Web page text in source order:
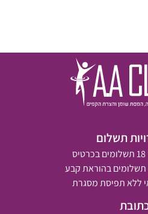
תשלום
ניתן לשלם עד 18 תשלומים בכרטיס
אשראי או עד 12 תשלומים בהוראת קבע
ללא תפיסת מסגרת